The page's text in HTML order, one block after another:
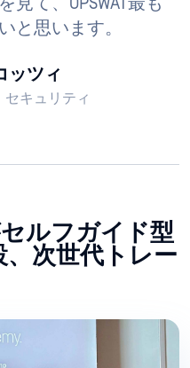
と思います。
ッツィ
キュリティ
ルフガイド型
、次世代トレー